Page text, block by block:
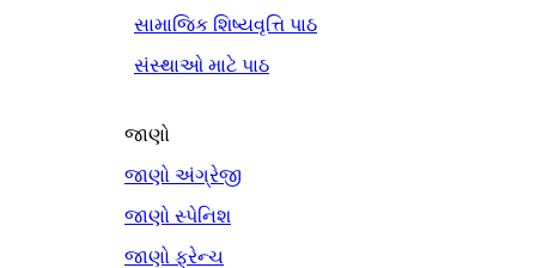
સામાજિક શિષ્યવૃત્તિ પાઠ
સંસ્થાઓ માટે પાઠ
જાણો
જાણો અંગ્રેજી
જાણો સ્પેનિશ
જાણો ફ્રેન્ચ